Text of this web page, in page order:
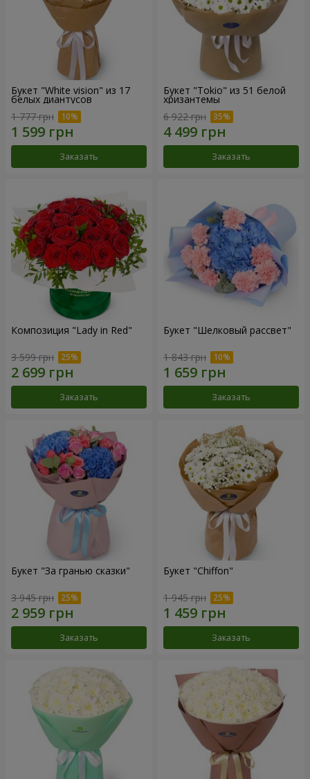
Букет "White vision" из 17
белых диантусов
1 777 грн
Заказать
Букет "Tokio" из 51 белой
хризантемы
6 922 грн
Заказать
Композиция "Lady in Red"
3 599 грн
Заказать
Букет "Шелковый рассвет"
1 843 грн
Заказать
Букет "За гранью сказки"
3 945 грн
Заказать
Букет "Chiffon"
1 945 грн
Заказать